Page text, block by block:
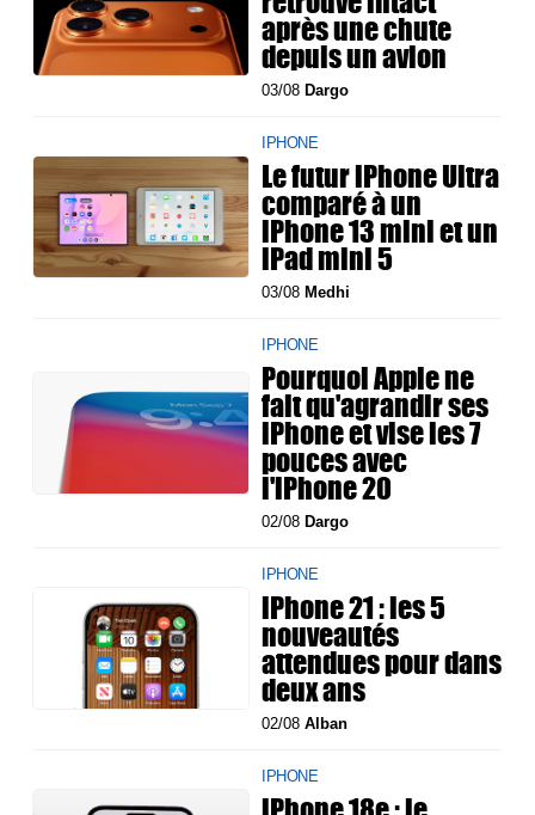
après une chute
depuis un avion
03/08Dargo
IPHONE
Le futur iPhone Ultra
comparé à un
iPhone 13 mini et un
iPad mini 5
03/08Medhi
IPHONE
Pourquoi Apple ne
fait qu'agrandir ses
iPhone et vise les 7
pouces avec
l'iPhone 20
02/08Dargo
IPHONE
iPhone 21 : les 5
nouveautés
attendues pour dans
deux ans
02/08Alban
IPHONE